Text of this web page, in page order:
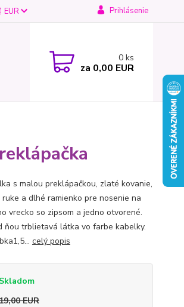
EUR Prihlásenie
0 ks
za 0,00 EUR
s malou preklápačkou, zlaté kovanie,
a dlhé ramienko pre nosenie na
vrecko so zipsom a jedno otvorené.
ňou trblietavá látka vo farbe kabelky.
celý popis
Skladom
EUR